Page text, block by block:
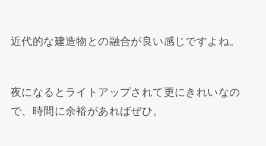
近代的な建造物との融合が良い感じですよね。
夜になるとライトアップされて更にきれいなの
で、時間に余裕があればぜひ。